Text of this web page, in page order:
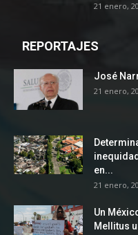
21 enero,
REPORTAJES
José
21 enero,
en...
21 enero,
Un
Mellitus